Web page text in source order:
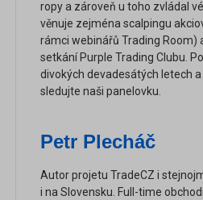
ropy a zároveň u toho zvládal
věnuje zejména scalpingu
rámci webinářů Trading Room)
setkání Purple Trading Clubu.
divokých devadesátých letech
sledujte naši panelovku.
Petr Plecháč
Autor projetu TradeCZ i
i na Slovensku. Full-time